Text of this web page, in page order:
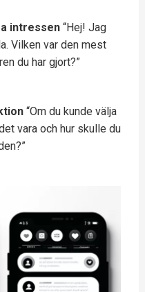
intressen “Hej! Jag
Vilken var den mest
du har gjort?”
“Om du kunde välja
vara och hur skulle du